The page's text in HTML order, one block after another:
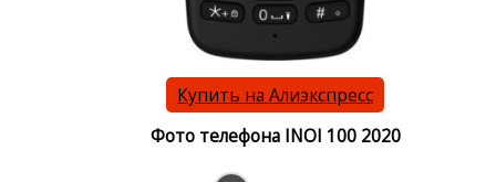
Купить на Алиэкспресс
Фото телефона INOI 100 2020